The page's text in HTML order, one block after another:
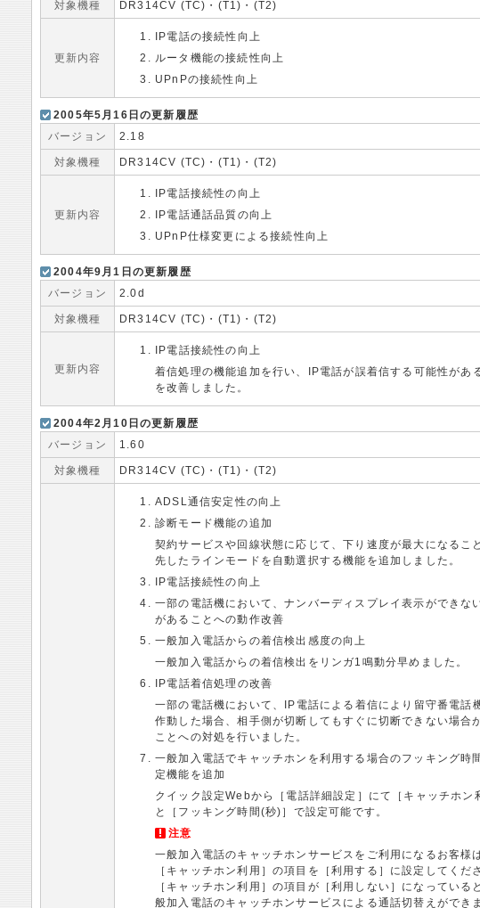
対象機種 DR314CV (TC)・(T1)・(T2)
更新内容
IP電話の接続性向上
ルータ機能の接続性向上
UPnPの接続性向上
2005年5月16日の更新履歴
バージョン
2.18
対象機種 DR314CV (TC)・(T1)・(T2)
更新内容
IP電話接続性の向上
IP電話通話品質の向上
UPnP仕様変更による接続性向上
2004年9月1日の更新履歴
バージョン
2.0d
対象機種 DR314CV (TC)・(T1)・(T2)
更新内容
IP電話接続性の向上
着信処理の機能追加を行い、IP電話が誤着信する可能性があ
を改善しました。
2004年2月10日の更新履歴
バージョン
1.60
対象機種 DR314CV (TC)・(T1)・(T2)
ADSL通信安定性の向上
診断モード機能の追加
契約サービスや回線状態に応じて、下り速度が最大になるこ
先したラインモードを自動選択する機能を追加しました。
IP電話接続性の向上
一部の電話機において、ナンバーディスプレイ表示ができな
があることへの動作改善
一般加入電話からの着信検出感度の向上
一般加入電話からの着信検出をリンガ1鳴動分早めました。
IP電話着信処理の改善
一部の電話機において、IP電話による着信により留守番電話
作動した場合、相手側が切断してもすぐに切断できない場合
ことへの対処を行いました。
一般加入電話でキャッチホンを利用する場合のフッキング時
定機能を追加
クイック設定Webから［電話詳細設定］にて［キャッチホン
と［フッキング時間(秒)］で設定可能です。
注意
一般加入電話のキャッチホンサービスをご利用になるお客様
［キャッチホン利用］の項目を［利用する］に設定してくだ
［キャッチホン利用］の項目が［利用しない］になっている
般加入電話のキャッチホンサービスによる通話切替えができ